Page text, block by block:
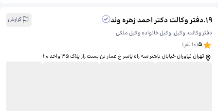
19
.دفتر وکالت دکتر احمد زهره وند
گزارش
دفتر وکالت، وکیل، وکیل خانواده وکیل ملکی
5
(
10 نفر)
تهران نیاوران خیابان باهنر سه راه یاسر خ عمار بن بست راز پلاک ۳۵ واحد ۲۰